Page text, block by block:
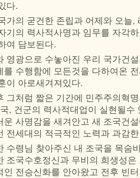
다.
가의 굳건한 존립과 어제와 오늘,
기의 력사적사명과 임무를 자각
여 담보된다.
영광으로 수놓아진 우리 국가건
를 수행함에 모든것을 다하여온
이 아로새겨져있다.
그처럼 짧은 기간에 민주주의혁
, 건군의 력사적대업이 실현될수
운 사명감을 새겨안고 새 조국건
전세대의 적극적인 노력과 과감
수령님 찾아주신 내 조국을 목숨
조국수호정신과 무비의 희생성
인 전승신화를 안아왔고 전후 빈